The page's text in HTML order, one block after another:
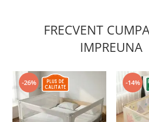
FRECVENT
IMPREUNA
-26% -14%